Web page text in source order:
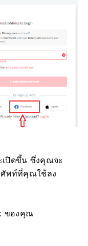
เปิดขึ้น ซึ่งคุณจะ
ศัพท์ที่คุณใช้ลง
ของคุณ